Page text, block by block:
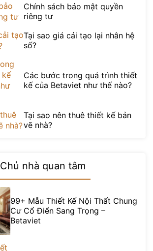
Chính sách bảo mật quyền
riêng tư
Tại sao giá cải tạo lại nhân hệ
số?
Các bước trong quá trình thiết
kế của Betaviet như thế nào?
Tại sao nên thuê thiết kế bản
vẽ nhà?
Chủ nhà quan tâm
99+ Mẫu Thiết Kế Nội Thất Chung
Cư Cổ Điển Sang Trọng –
Betaviet